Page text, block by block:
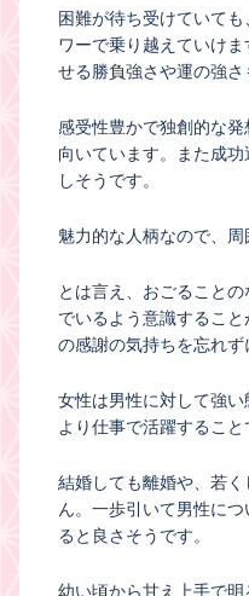
困難が待ち受けていて
ワーで乗り越えていけ
せる勝負強さや運の強さ
感受性豊かで独創的な
向いています。また成
しそうです。
魅力的な人柄なので、周
とは言え、おごること
でいるよう意識するこ
の感謝の気持ちを忘れず
女性は男性に対して強
より仕事で活躍すること
結婚しても離婚や、若
ん。一歩引いて男性に
ると良さそうです。
幼い頃から甘え上手で